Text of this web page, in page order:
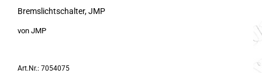
Bremslichtschalter, JMP
von JMP
Art.Nr.: 7054075